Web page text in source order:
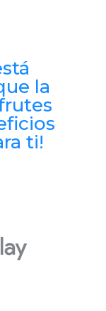
la
ti!